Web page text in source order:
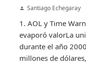
Santiago Echegaray
1. AOL y Time
evaporó valorLa
durante el año
millones de